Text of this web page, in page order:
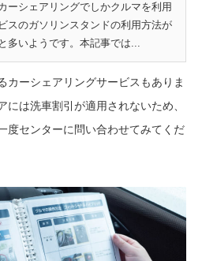
ーシェアリングでしかクルマを利用
スのガソリンスタンドの利用方法が
多いようです。本記事では...
カーシェアリングサービスもありま
は洗車割引が適用されないため、
度センターに問い合わせてみてくだ